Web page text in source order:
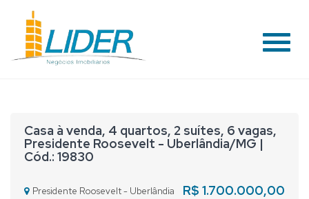
#
Casa à venda, 4 quartos, 2 suítes, 6 vagas,
Presidente Roosevelt - Uberlândia/MG |
Cód.: 19830
Presidente Roosevelt - Uberlândia
R$ 1.700.000,00